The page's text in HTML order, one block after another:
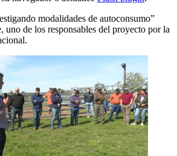
modalidades de autoconsumo”
uno de los responsables del proyecto por la